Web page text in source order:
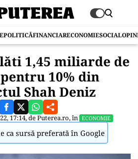
POLITICĂFINANCIARECONOMIESOCIAL
1,45 miliarde de
10% din
Shah Deniz
17:14, dePuterea.ro, în ECONOMIE
ca sursă preferată în Google